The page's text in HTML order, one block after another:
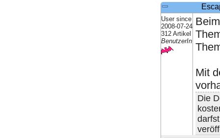
User since
2008-07-24
312 Artikel
BenutzerIn
Mit
Die